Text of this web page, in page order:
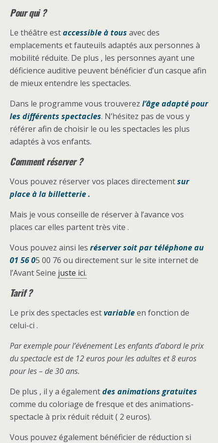
Pour qui ?
Le théâtre estaccessible à tous avec des
emplacements et fauteuils adaptés aux personnes à
mobilité réduite. De plus , les personnes ayant une
déficience auditive peuvent bénéficier d’un casque afin
de mieux entendre les spectacles.
Dans le programme vous trouverez l’âge adapté pour
les différents spectacles. N’hésitez pas de vous y
référer afin de choisir le ou les spectacles les plus
adaptés à vos enfants.
Comment réserver ?
Vous pouvez réserver vos places directementsur
place à la billetterie .
Mais je vous conseille de réserver à l’avance vos
places car elles partent très vite .
Vous pouvez ainsi les réserver soit par téléphone au
01 56 05 00 76 ou directement sur le site internet de
l’Avant Seine juste ici.
Tarif ?
Le prix des spectacles estvariableen fonction de
celui-ci .
Par exemple pour l’événement Les enfants d’abord le prix
du spectacle est de 12 euros pour les adultes et 8 euros
pour les – de 30 ans.
De plus , il y a égalementdes animations gratuites
comme du coloriage de fresque et des animations-
spectacle à prix réduit réduit ( 2 euros).
Vous pouvez également bénéficier de réduction si